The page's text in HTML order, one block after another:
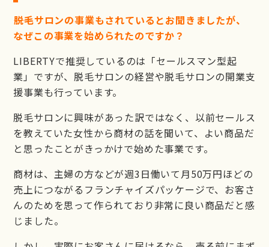
――脱毛サロンの事業もされているとお聞きましたが、
なぜこの事業を始められたのですか？
LIBERTYで推奨しているのは「セールスマン型起
業」ですが、脱毛サロンの経営や脱毛サロンの開業支
援事業も行っています。
脱毛サロンに興味があった訳ではなく、以前セールス
を教えていた女性から商材の話を聞いて、よい商品だ
と思ったことがきっかけで始めた事業です。
商材は、主婦の方などが週3日働いて月50万円ほどの
売上につながるフランチャイズパッケージで、お客さ
んのためを思って作られており非常に良い商品だと感
じました。